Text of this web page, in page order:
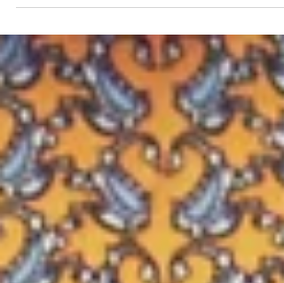
kõige...